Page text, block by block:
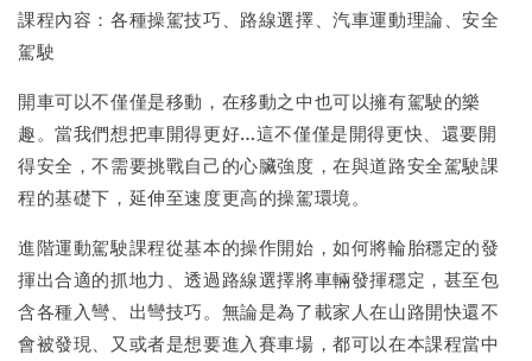
課程內容：各種操駕技巧、路線選擇、汽車運動理論、安全
駕駛
開車可以不僅僅是移動，在移動之中也可以擁有駕駛的樂
趣。當我們想把車開得更好…這不僅僅是開得更快、還要開
得安全，不需要挑戰自己的心臟強度，在與道路安全駕駛課
程的基礎下，延伸至速度更高的操駕環境。
進階運動駕駛課程從基本的操作開始，如何將輪胎穩定的發
揮出合適的抓地力、透過路線選擇將車輛發揮穩定，甚至包
含各種入彎、出彎技巧。無論是為了載家人在山路開快還不
會被發現、又或者是想要進入賽車場，都可以在本課程當中